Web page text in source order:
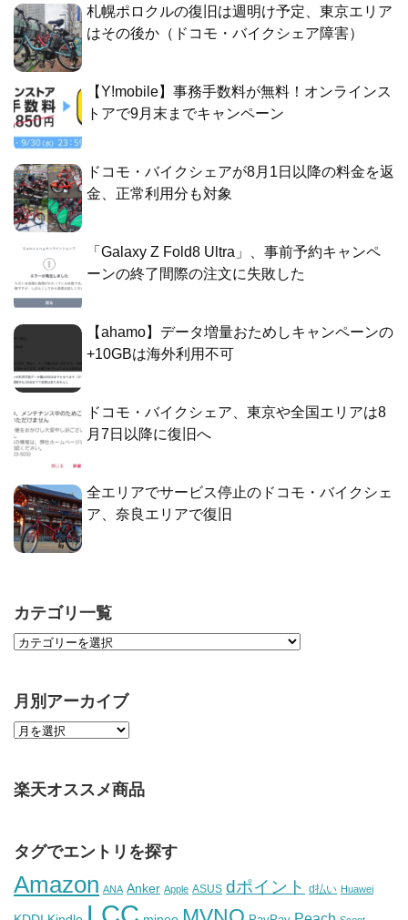
札幌ポロクルの復旧は週明け予定、東京エリア
はその後か（ドコモ・バイクシェア障害）
【Y!mobile】事務手数料が無料！オンラインス
トアで9月末までキャンペーン
ドコモ・バイクシェアが8月1日以降の料金を返
金、正常利用分も対象
「Galaxy Z Fold8 Ultra」、事前予約キャンペ
ーンの終了間際の注文に失敗した
【ahamo】データ増量おためしキャンペーンの
+10GBは海外利用不可
ドコモ・バイクシェア、東京や全国エリアは8
月7日以降に復旧へ
全エリアでサービス停止のドコモ・バイクシェ
ア、奈良エリアで復旧
カテゴリ一覧
月別アーカイブ
楽天オススメ商品
タグでエントリを探す
Amazon ANA Anker Apple ASUS dポイント d払い Huawei